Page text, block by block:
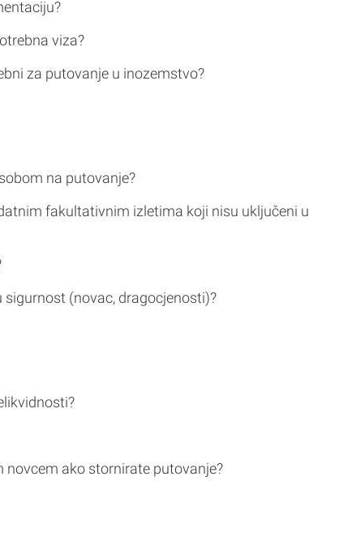
viza?
za putovanje u inozemstvo?
na putovanje?
fakultativnim izletima koji nisu uključeni u
(novac, dragocjenosti)?
novcem ako stornirate putovanje?